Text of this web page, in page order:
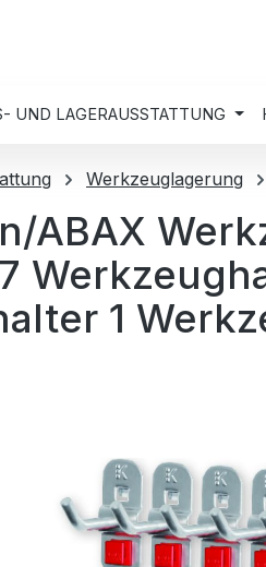
UND LAGERAUSSTATTUNG
Werkzeuglagerung
ABAX
1